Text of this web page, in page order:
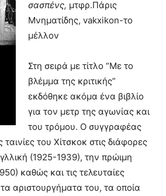
σασπένς, μτφρ.Πάρις
Μνηματίδης, vakxikon-το
μέλλον
Στη σειρά με τίτλο “Με το
βλέμμα της κριτικής”
εκδόθηκε ακόμα ένα βιβλίο
για τον μετρ της αγωνίας και
του τρόμου. Ο συγγραφέας
ταινίες του Χίτσκοκ στις διάφορες
(1925-1939), την πρώιμη
καθώς και τις τελευταίες
τα αριστουργήματα του, τα οποία